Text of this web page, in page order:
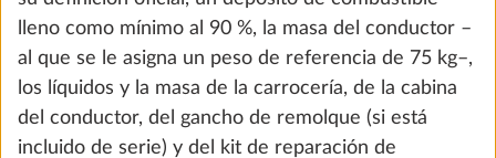
ya está incluido en la masa en orden de marcha,
este no se añade a la masa de los pasajeros. En un
vehículo con un número admisible de 4 personas en
orden de marcha, la masa de los pasajeros será de
225 kg (3 x 75 kg).